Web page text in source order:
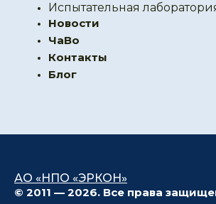
Испытательная
Новости
ЧаВо
Контакты
Блог
АО «НПО «ЭРКОН»
© 2011 — 2026. Все права